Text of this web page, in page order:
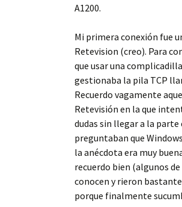
A1200.
Mi primera conexión fue
Retevision (creo). Para
que usar una
gestionaba la pila TCP
Recuerdo vagamente
Retevisión en la que
dudas sin llegar a la parte
preguntaban que
la anécdota era muy
recuerdo bien (algunos
conocen y rieron
porque finalmente